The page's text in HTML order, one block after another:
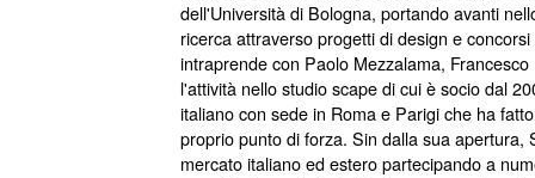
dell'Università di Bologna, portando avanti
ricerca attraverso progetti di design e
intraprende con Paolo Mezzalama,
l'attività nello studio scape di cui è socio dal
italiano con sede in Roma e Parigi che ha
proprio punto di forza. Sin dalla sua apertura,
mercato italiano ed estero partecipando a